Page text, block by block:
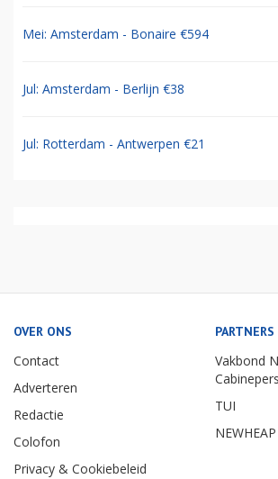
Mei: Amsterdam - Bonaire €594
Jul: Amsterdam - Berlijn €38
Jul: Rotterdam - Antwerpen €21
OVER ONS
Contact
Adverteren
Redactie
Colofon
Privacy & Cookiebeleid
PARTNERS
Vakbond
TUI
NEWHEAP